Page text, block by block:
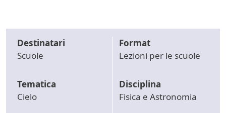
Destinatari
Scuole
Format
Lezioni per le scuole
Tematica
Cielo
Disciplina
Fisica e Astronomia